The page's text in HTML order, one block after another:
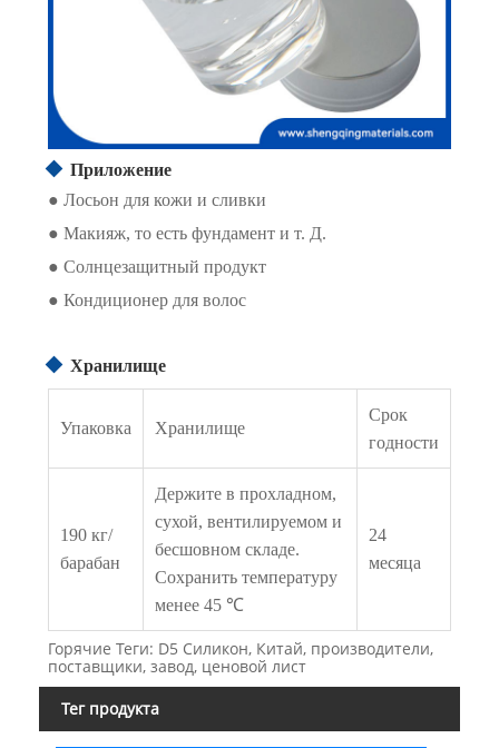
Приложение
● Лосьон для кожи и сливки
● Макияж, то есть фундамент и т. Д.
● Солнцезащитный продукт
● Кондиционер для волос
Хранилище
Упаковка Хранилище
Срок
годности
190 кг/
барабан
Держите в прохладном,
сухой, вентилируемом и
бесшовном складе.
Сохранить температуру
менее 45 ℃
24
месяца
Горячие Теги: D5 Силикон, Китай, производители,
поставщики, завод, ценовой лист
Тег продукта